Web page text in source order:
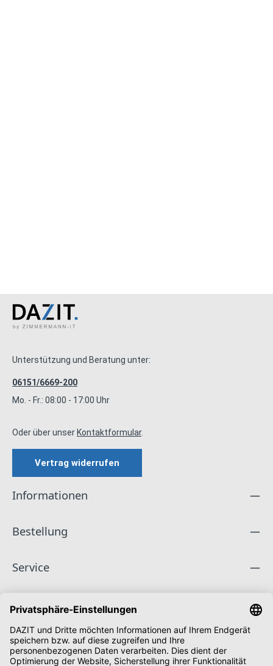
Unterstützung und Beratung unter:
06151/6669-200
Mo. - Fr.: 08:00 - 17:00 Uhr
Oder über unser Kontaktformular.
Vertrag widerrufen
Informationen
Bestellung
Service
Unternehmen
Folge uns